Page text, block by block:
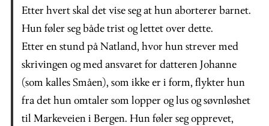
Etter hvert skal det vise seg at hun aborterer barnet.
Hun føler seg både trist og lettet over dette.
Etter en stund på Natland, hvor hun strever med
skrivingen og med ansvaret for datteren Johanne
(som kalles Småen), som ikke er i form, flykter hun
fra det hun omtaler som lopper og lus og søvnløshet
til Markeveien i Bergen. Hun føler seg opprevet,